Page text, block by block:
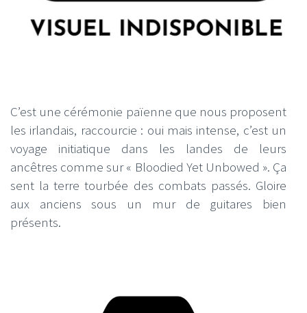
C’est une cérémonie païenne que nous proposent
les irlandais, raccourcie : oui mais intense, c’est un
voyage initiatique dans les landes de leurs
ancêtres comme sur « Bloodied Yet Unbowed ». Ça
sent la terre tourbée des combats passés. Gloire
aux anciens sous un mur de guitares bien
présents.